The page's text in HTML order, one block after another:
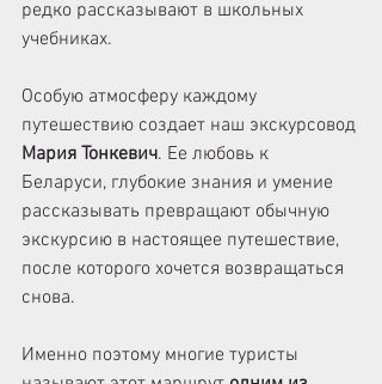
редко рассказывают в школьных
учебниках.
Особую атмосферу каждому
путешествию создает наш экскурсовод
Мария Тонкевич. Ее любовь к
Беларуси, глубокие знания и умение
рассказывать превращают обычную
экскурсию в настоящее путешествие,
после которого хочется возвращаться
снова.
Именно поэтому многие туристы